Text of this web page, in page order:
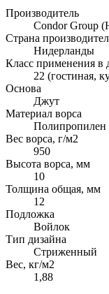
Производитель
Condor Group
Страна
Нидерланды
Класс применения
22 (гостиная,
Основа
Джут
Материал ворса
Полипропилен
Вес ворса, г/м2
950
Высота ворса, мм
10
Толщина общая, мм
12
Подложка
Войлок
Тип дизайна
Стриженный
Вес, кг/м2
1,88